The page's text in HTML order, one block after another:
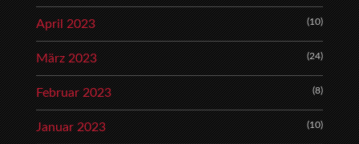
April 2023 (10)
März 2023 (24)
Februar 2023 (8)
Januar 2023 (10)